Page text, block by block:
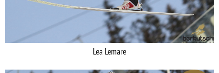
Lea Lemare